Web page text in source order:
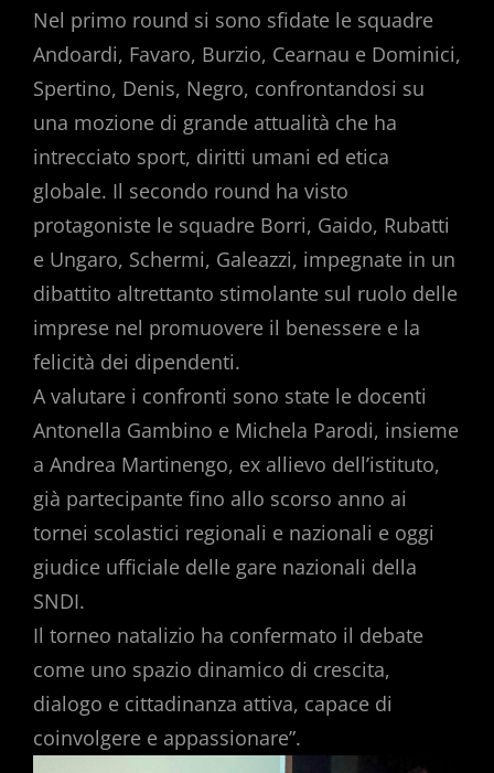
Nel primo round si sono sfidate le squadre
Andoardi, Favaro, Burzio, Cearnau e Dominici,
Spertino, Denis, Negro, confrontandosi su
una mozione di grande attualità che ha
intrecciato sport, diritti umani ed etica
globale. Il secondo round ha visto
protagoniste le squadre Borri, Gaido, Rubatti
e Ungaro, Schermi, Galeazzi, impegnate in un
dibattito altrettanto stimolante sul ruolo delle
imprese nel promuovere il benessere e la
felicità dei dipendenti.
A valutare i confronti sono state le docenti
Antonella Gambino e Michela Parodi, insieme
a Andrea Martinengo, ex allievo dell’istituto,
già partecipante fino allo scorso anno ai
tornei scolastici regionali e nazionali e oggi
giudice ufficiale delle gare nazionali della
SNDI.
Il torneo natalizio ha confermato il debate
come uno spazio dinamico di crescita,
dialogo e cittadinanza attiva, capace di
coinvolgere e appassionare”.